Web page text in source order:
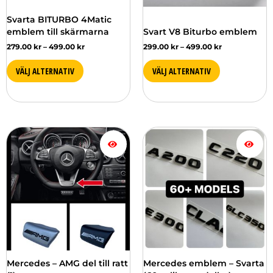
Svarta BITURBO 4Matic
emblem till skärmarna
279.00 kr – 499.00 kr
VÄLJ ALTERNATIV
på
produktsidan
Svart V8 Biturbo emblem
299.00 kr – 499.00 kr
VÄLJ ALTERNATIV
produktsidan
Mercedes – AMG del till ratt
Den
här
produkten
flera
varianter.
De
alternativen
på
Mercedes emblem – Svarta
Prisintervall:
279.00 kr
till
349.00 kr
Den
här
produkten
varianter.
De
olika
alternativen
på